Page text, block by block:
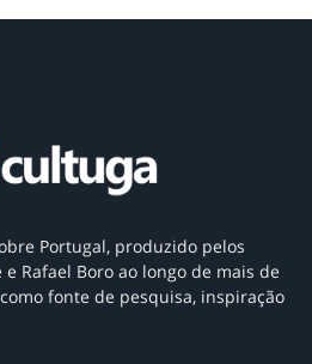
Portugal, produzido pelos
Rafael Boro ao longo de mais de
fonte de pesquisa, inspiração